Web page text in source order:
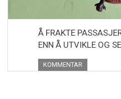
Å FRAKTE
ENN Å UTVIKLE OG
KOMMENTAR